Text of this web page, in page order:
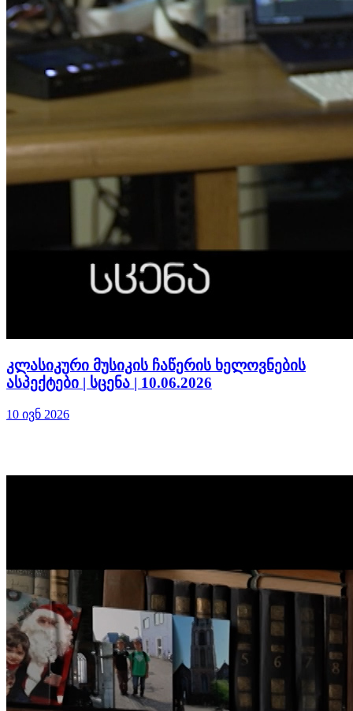
კლასიკური მუსიკის ჩაწერის ხელოვნების
ასპექტები | სცენა | 10.06.2026
10 ივნ 2026